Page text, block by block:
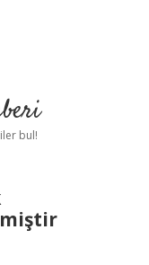
bul!